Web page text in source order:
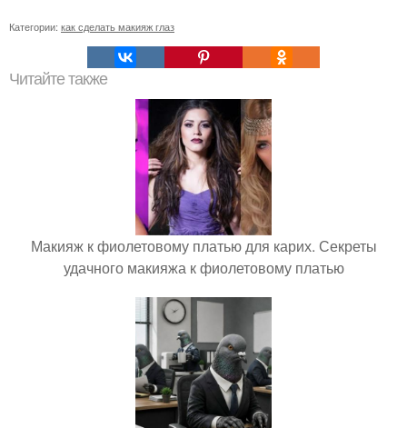
Категории: как сделать макияж глаз
Читайте также
Макияж к фиолетовому платью для карих. Секреты
удачного макияжа к фиолетовому платью